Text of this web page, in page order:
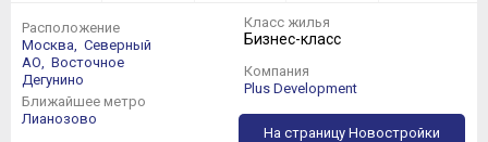
Расположение
Москва, Северный
АО, Восточное
Дегунино
Ближайшее метро
Лианозово
Класс жилья
Бизнес-класс
Компания
Plus Development
На страницу Новостройки